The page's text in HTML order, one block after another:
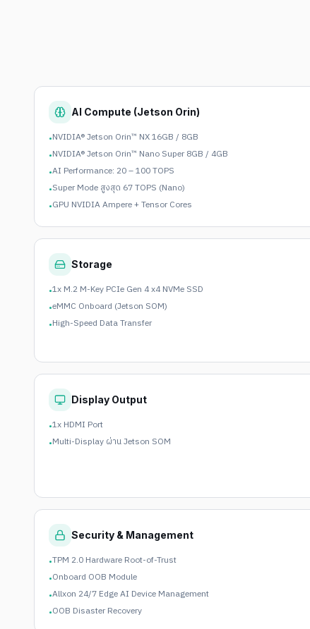
AI Compute (Jetson Orin)
•NVIDIA® Jetson Orin™ NX 16GB / 8GB
•NVIDIA® Jetson Orin™ Nano Super 8GB / 4GB
•AI Performance: 20 – 100 TOPS
•Super Mode สูงสุด 67 TOPS (Nano)
•GPU NVIDIA Ampere + Tensor Cores
Storage
•1x M.2 M-Key PCIe Gen 4 x4 NVMe SSD
•eMMC Onboard (Jetson SOM)
•High-Speed Data Transfer
Display Output
•1x HDMI Port
•Multi-Display ผ่าน Jetson SOM
Security & Management
•TPM 2.0 Hardware Root-of-Trust
•Onboard OOB Module
•Allxon 24/7 Edge AI Device Management
•OOB Disaster Recovery